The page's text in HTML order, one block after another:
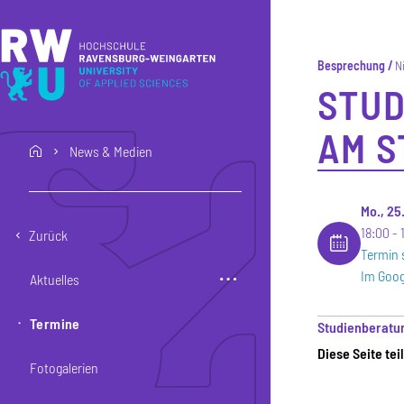
home News & Medien
Zurück
Aktuelles
Termine
Fotogalerien
Besprechung
AM
Mo.,
18:00
Termin
Im
Diese Seite